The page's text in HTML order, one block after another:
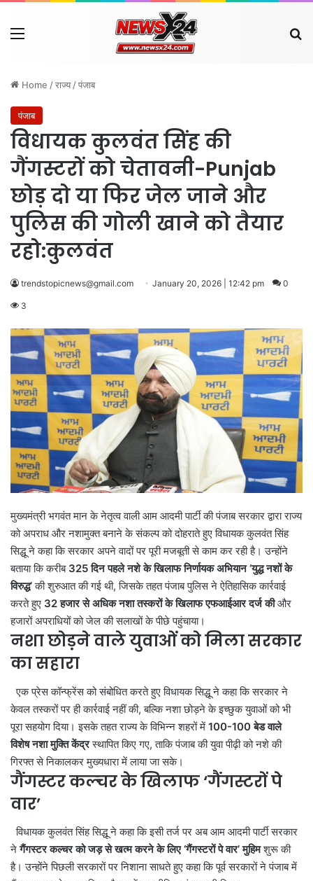
Menu
Home /राज्य /पंजाब
पंजाब
विधायक कुलवंत सिंह की
गैंगस्टरों को चेतावनी-Punjab
छोड़ दो या फिर जेल जाने और
पुलिस की गोली खाने को तैयार
रहो:कुलवंत
trendstopicnews@gmail.com January 20, 2026 | 12:42 pm 0
3
मुख्यमंत्री भगवंत मान के नेतृत्व वाली आम आदमी पार्टी की पंजाब सरकार द्वारा राज्य
को अपराध और नशामुक्त बनाने के संकल्प को दोहराते हुए विधायक कुलवंत सिंह
सिद्धू ने कहा कि सरकार अपने वादों पर पूरी मजबूती से काम कर रही है। उन्होंने
बताया कि करीब 325 दिन पहले नशे के खिलाफ निर्णायक अभियान ‘युद्ध नशों के
विरुद्ध’की शुरुआत की गई थी, जिसके तहत पंजाब पुलिस ने ऐतिहासिक कार्रवाई
करते हुए 32 हजार से अधिक नशा तस्करों के खिलाफ एफआईआर दर्ज कीऔर
हजारों अपराधियों को जेल की सलाखों के पीछे पहुंचाया।
नशा छोड़ने वाले युवाओं को मिला सरकार
का सहारा
एक प्रेस कॉन्फ्रेंस को संबोधित करते हुए विधायक सिद्धू ने कहा कि सरकार ने
केवल तस्करों पर ही कार्रवाई नहीं की, बल्कि नशा छोड़ने के इच्छुक युवाओं को भी
पूरा सहयोग दिया। इसके तहत राज्य के विभिन्न शहरों में 100-100 बेड वाले
विशेष नशा मुक्ति केंद्रस्थापित किए गए, ताकि पंजाब की युवा पीढ़ी को नशे की
गिरफ्त से निकालकर मुख्यधारा में लाया जा सके।
गैंगस्टर कल्चर के खिलाफ ‘गैंगस्टरों पे
वार’
विधायक कुलवंत सिंह सिद्धू ने कहा कि इसी तर्ज पर अब आम आदमी पार्टी सरकार
नेगैंगस्टर कल्चर को जड़ से खत्म करने के लिए ‘गैंगस्टरों पे वार’ मुहिमशुरू की
है। उन्होंने पिछली सरकारों पर निशाना साधते हुए कहा कि पूर्व सरकारों ने पंजाब में